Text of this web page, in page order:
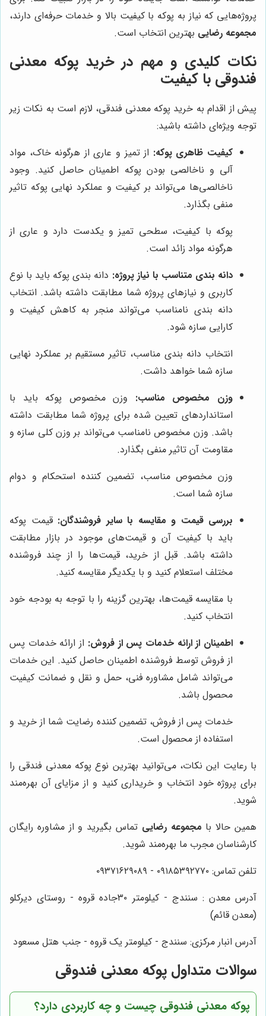
پروژه‌هایی که نیاز به پوکه با کیفیت بالا و خدمات حرفه‌ای دارند،
مجموعه رضایی بهترین انتخاب است.
نکات کلیدی و مهم در خرید پوکه معدنی
فندوقی با کیفیت
پیش از اقدام به خرید پوکه معدنی فندقی، لازم است به نکات زیر
توجه ویژه‌ای داشته باشید:
کیفیت ظاهری پوکه: از تمیز و عاری از هرگونه خاک، مواد
آلی و ناخالصی بودن پوکه اطمینان حاصل کنید. وجود
ناخالصی‌ها می‌تواند بر کیفیت و عملکرد نهایی پوکه تاثیر
منفی بگذارد.
پوکه با کیفیت، سطحی تمیز و یکدست دارد و عاری از
هرگونه مواد زائد است.
دانه بندی متناسب با نیاز پروژه: دانه بندی پوکه باید با نوع
کاربری و نیازهای پروژه شما مطابقت داشته باشد. انتخاب
دانه بندی نامناسب می‌تواند منجر به کاهش کیفیت و
کارایی سازه شود.
انتخاب دانه بندی مناسب، تاثیر مستقیم بر عملکرد نهایی
سازه شما خواهد داشت.
وزن مخصوص مناسب: وزن مخصوص پوکه باید با
استانداردهای تعیین شده برای پروژه شما مطابقت داشته
باشد. وزن مخصوص نامناسب می‌تواند بر وزن کلی سازه و
مقاومت آن تاثیر منفی بگذارد.
وزن مخصوص مناسب، تضمین کننده استحکام و دوام
سازه شما است.
بررسی قیمت و مقایسه با سایر فروشندگان: قیمت پوکه
باید با کیفیت آن و قیمت‌های موجود در بازار مطابقت
داشته باشد. قبل از خرید، قیمت‌ها را از چند فروشنده
مختلف استعلام کنید و با یکدیگر مقایسه کنید.
با مقایسه قیمت‌ها، بهترین گزینه را با توجه به بودجه خود
انتخاب کنید.
اطمینان از ارائه خدمات پس از فروش: از ارائه خدمات پس
از فروش توسط فروشنده اطمینان حاصل کنید. این خدمات
می‌تواند شامل مشاوره فنی، حمل و نقل و ضمانت کیفیت
محصول باشد.
خدمات پس از فروش، تضمین کننده رضایت شما از خرید و
استفاده از محصول است.
با رعایت این نکات، می‌توانید بهترین نوع پوکه معدنی فندقی را
برای پروژه خود انتخاب و خریداری کنید و از مزایای آن بهره‌مند
شوید.
همین حالا با مجموعه رضایی تماس بگیرید و از مشاوره رایگان
کارشناسان مجرب ما بهره‌مند شوید.
تلفن تماس: ۰۹۱۸۵۳۹۲۷۷۰ - ۰۹۳۷۱۶۲۹۰۸۹
آدرس معدن : سنندج - کیلومتر ۳۰جاده قروه - روستای دیرکلو
(معدن قائم)
آدرس انبار مرکزی: سنندج - کیلومتر یک قروه - جنب هتل مسعود
سوالات متداول پوکه معدنی فندوقی
پوکه معدنی فندوقی چیست و چه کاربردی دارد؟